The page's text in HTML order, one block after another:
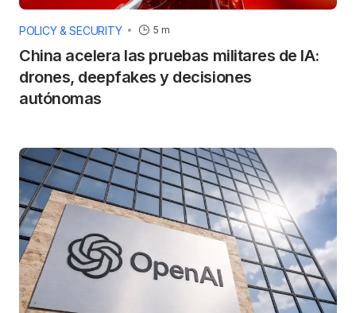
POLICY & SECURITY 5 m
China acelera las pruebas militares de IA:
drones, deepfakes y decisiones
autónomas